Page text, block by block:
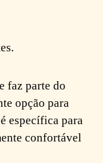
faz parte do
opção para
específica para
confortável